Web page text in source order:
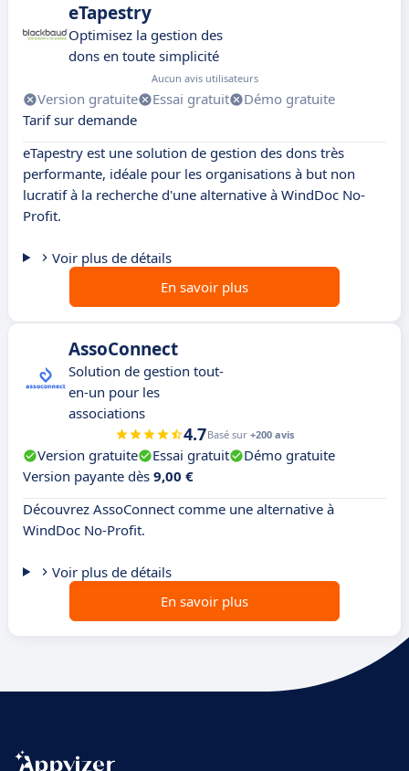
eTapestry
Optimisez la gestion des
dons en toute simplicité
Aucun avis utilisateurs
Version gratuite Essai gratuit
Démo gratuite
Tarif sur demande
eTapestry est une solution de gestion des dons très
performante, idéale pour les organisations à but non
lucratif à la recherche d'une alternative à WindDoc No-
Profit.
Voir plus de détails
En savoir plus
AssoConnect
Solution de gestion tout-
en-un pour les
associations
4.7Basé sur +200 avis
Version gratuite Essai gratuit
Démo gratuite
Version payante dès 9,00 €
Découvrez AssoConnect comme une alternative à
WindDoc No-Profit.
Voir plus de détails
En savoir plus